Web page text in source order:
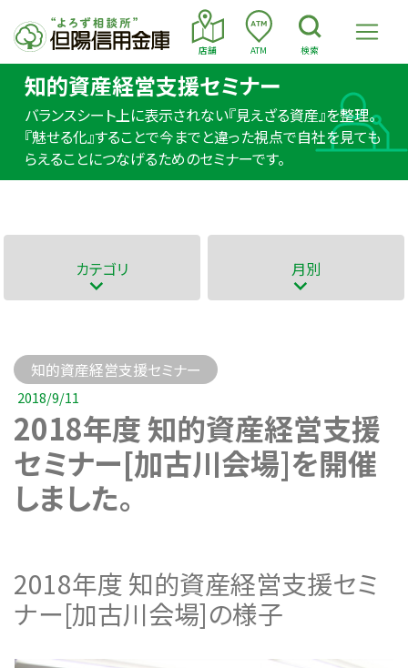
店舗 ATM 検索
知的資産経営支援セミナー
バランスシート上に表示されない『見えざる資産』を整理。
『魅せる化』することで今までと違った視点で自社を見ても
らえることにつなげるためのセミナーです。
カテゴリ 月別
知的資産経営支援セミナー
2018/9/11
2018年度 知的資産経営支援
セミナー[加古川会場]を開催
しました。
2018年度 知的資産経営支援セミ
ナー[加古川会場]の様子